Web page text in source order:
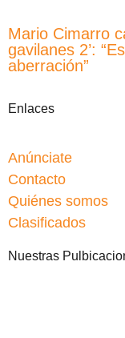
Mario Cimarro
gavilanes 2’:
aberración”
Enlaces
Anúnciate
Contacto
Quiénes somos
Clasificados
Nuestras